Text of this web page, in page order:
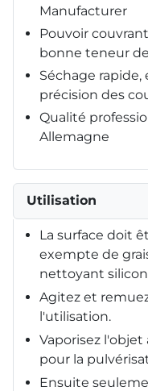
Manufacturer
Pouvoir
bonne teneur
Séchage
précision des
Qualité
Allemagne
Utilisation
La surface doit
exempte de
nettoyant
Agitez et
l'utilisation.
Vaporisez
pour la
Ensuite